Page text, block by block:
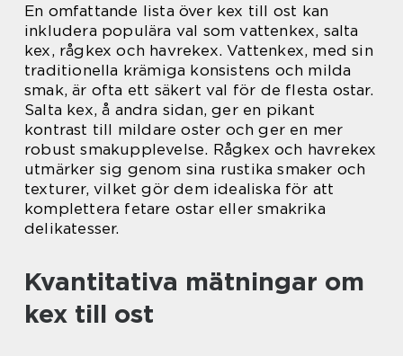
En omfattande lista över kex till ost kan
inkludera populära val som vattenkex, salta
kex, rågkex och havrekex. Vattenkex, med sin
traditionella krämiga konsistens och milda
smak, är ofta ett säkert val för de flesta ostar.
Salta kex, å andra sidan, ger en pikant
kontrast till mildare oster och ger en mer
robust smakupplevelse. Rågkex och havrekex
utmärker sig genom sina rustika smaker och
texturer, vilket gör dem idealiska för att
komplettera fetare ostar eller smakrika
delikatesser.
Kvantitativa mätningar om
kex till ost